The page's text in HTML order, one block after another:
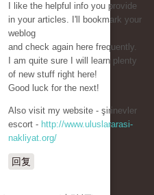
I like the helpful info you provide
in your articles. I'll bookmark your
weblog
and check again here frequently.
I am quite sure I will learn plenty
of new stuff right here!
Good luck for the next!
Also visit my website - şirinevler
escort - http://www.uluslararasi-
nakliyat.org/
回复